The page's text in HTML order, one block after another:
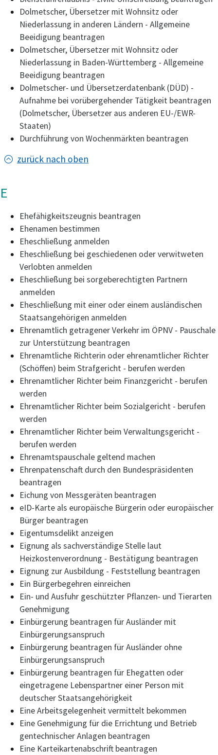
Dolmetscher, Übersetzer mit Wohnsitz oder
Niederlassung in anderen Ländern - Allgemeine
Beeidigung beantragen
Dolmetscher, Übersetzer mit Wohnsitz oder
Niederlassung in Baden-Württemberg - Allgemeine
Beeidigung beantragen
Dolmetscher- und Übersetzerdatenbank (DÜD) -
Aufnahme bei vorübergehender Tätigkeit beantragen
(Dolmetscher, Übersetzer aus anderen EU-/EWR-
Staaten)
Durchführung von Wochenmärkten beantragen
zurück nach oben
E
Ehefähigkeitszeugnis beantragen
Ehenamen bestimmen
Eheschließung anmelden
Eheschließung bei geschiedenen oder verwitweten
Verlobten anmelden
Eheschließung bei sorgeberechtigten Partnern
anmelden
Eheschließung mit einer oder einem ausländischen
Staatsangehörigen anmelden
Ehrenamtlich getragener Verkehr im ÖPNV - Pauschale
zur Unterstützung beantragen
Ehrenamtliche Richterin oder ehrenamtlicher Richter
(Schöffen) beim Strafgericht - berufen werden
Ehrenamtlicher Richter beim Finanzgericht - berufen
werden
Ehrenamtlicher Richter beim Sozialgericht - berufen
werden
Ehrenamtlicher Richter beim Verwaltungsgericht -
berufen werden
Ehrenamtspauschale geltend machen
Ehrenpatenschaft durch den Bundespräsidenten
beantragen
Eichung von Messgeräten beantragen
eID-Karte als europäische Bürgerin oder europäischer
Bürger beantragen
Eigentumsdelikt anzeigen
Eignung als sachverständige Stelle laut
Heizkostenverordnung - Bestätigung beantragen
Eignung zur Ausbildung - Feststellung beantragen
Ein Bürgerbegehren einreichen
Ein- und Ausfuhr geschützter Pflanzen- und Tierarten
Genehmigung
Einbürgerung beantragen für Ausländer mit
Einbürgerungsanspruch
Einbürgerung beantragen für Ausländer ohne
Einbürgerungsanspruch
Einbürgerung beantragen für Ehegatten oder
eingetragene Lebenspartner einer Person mit
deutscher Staatsangehörigkeit
Eine Arbeitsgelegenheit vermittelt bekommen
Eine Genehmigung für die Errichtung und Betrieb
gentechnischer Anlagen beantragen
Eine Karteikartenabschrift beantragen